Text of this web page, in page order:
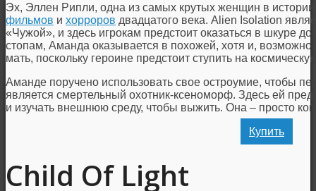
Эх, Эллен Рипли, одна из самых крутых женщин в
фильмов и хорроров двадцатого века. Alien Isolation
«Чужой», и здесь игрокам предстоит оказаться в шкуре
стопам, Аманда оказывается в похожей, хотя и,
мать, поскольку героине предстоит ступить на
Аманде поручено использовать свое остроумие, чтобы
является смертельный охотник-ксеноморф. Здесь ей
и изучать внешнюю среду, чтобы выжить. Она – просто
Купить
Child Of Light